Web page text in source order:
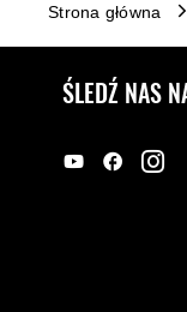
Strona główna
ŚLEDŹ NAS